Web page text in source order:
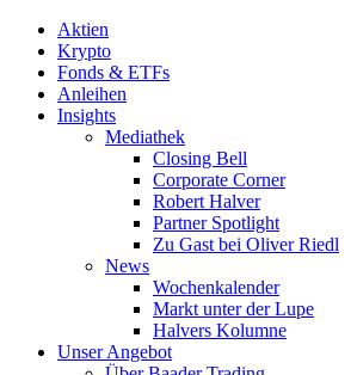
Aktien
Krypto
Fonds & ETFs
Anleihen
Insights
Mediathek
Closing Bell
Corporate Corner
Robert Halver
Partner Spotlight
Zu Gast bei Oliver Riedl
News
Wochenkalender
Markt unter der Lupe
Halvers Kolumne
Unser Angebot